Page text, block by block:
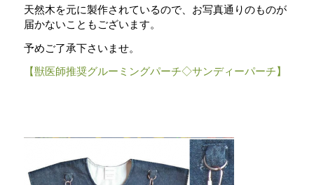
天然木を元に製作されているので、お写真通りのものが
届かないこともございます。
予めご了承下さいませ。
【獣医師推奨グルーミングパーチ◇サンディーパーチ】